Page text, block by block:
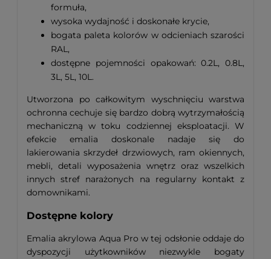
formuła,
wysoka wydajność i doskonałe krycie,
bogata paleta kolorów w odcieniach szarości
RAL,
dostępne pojemności opakowań: 0.2L, 0.8L,
3L, 5L, 10L.
Utworzona po całkowitym wyschnięciu warstwa
ochronna cechuje się bardzo dobrą wytrzymałością
mechaniczną w toku codziennej eksploatacji. W
efekcie emalia doskonale nadaje się do
lakierowania skrzydeł drzwiowych, ram okiennych,
mebli, detali wyposażenia wnętrz oraz wszelkich
innych stref narażonych na regularny kontakt z
domownikami.
Dostępne kolory
Emalia akrylowa Aqua Pro w tej odsłonie oddaje do
dyspozycji użytkowników niezwykle bogaty